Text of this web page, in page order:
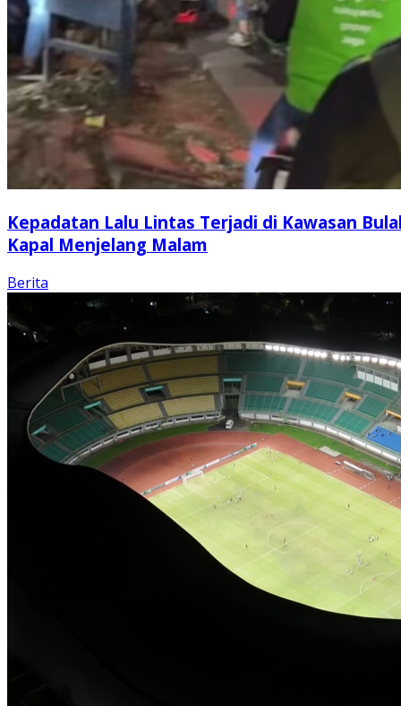
Kepadatan Lalu Lintas Terjadi di Kawasan
Kapal Menjelang Malam
Berita